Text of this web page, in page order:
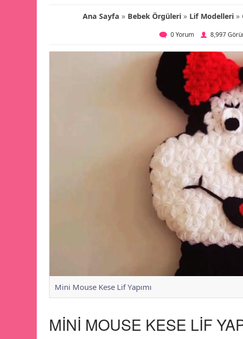
Ana Sayfa » Bebek Örgüleri» Lif Modelleri»
0 Yorum 8,997
Mini Mouse Kese Lif Yapımı
MİNİ MOUSE KESE LİF